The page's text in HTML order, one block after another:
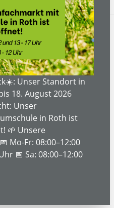
Unser Standort in
18. August 2026
Unser
in Roth ist
🌱 Unsere
Mo-Fr: 08:00–12:00
📅 Sa: 08:00–12:00